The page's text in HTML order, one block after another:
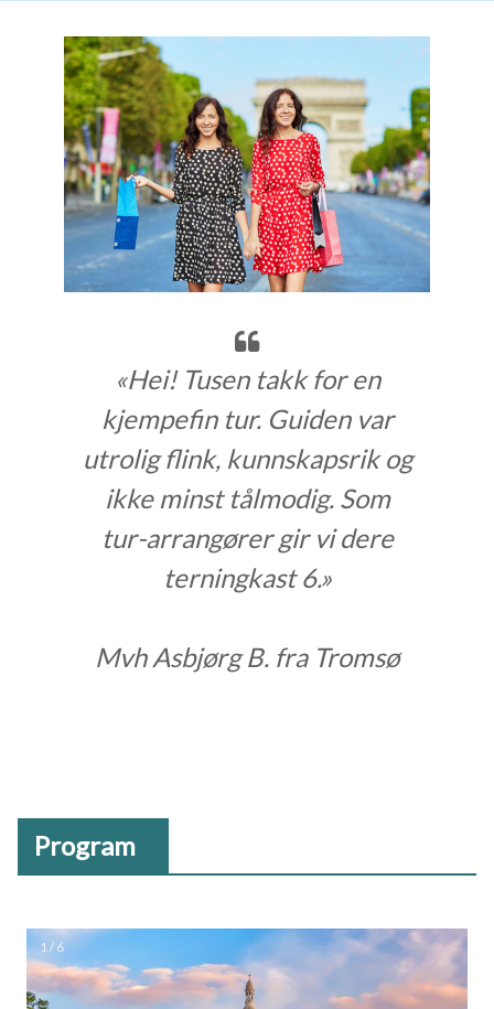
«Hei! Tusen takk for en
kjempefin tur. Guiden var
utrolig flink, kunnskapsrik og
ikke minst tålmodig. Som
tur-arrangører gir vi dere
terningkast 6.»
Mvh Asbjørg B. fra Tromsø
Program
1 / 6